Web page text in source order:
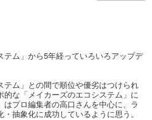
ム」から5年経っていろいろアップデ
ム」との間で順位や優劣はつけられ
な「メイカーズのエコシステム」に
プロ編集者の高口さんを中心に、ラ
抽象化に成功しているように思う。